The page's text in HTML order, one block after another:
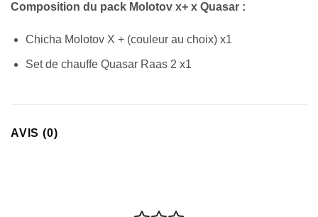
Composition du pack Molotov x+ x Quasar :
Chicha Molotov X + (couleur au choix) x1
Set de chauffe Quasar Raas 2 x1
AVIS (0)
Appliquer les filtres